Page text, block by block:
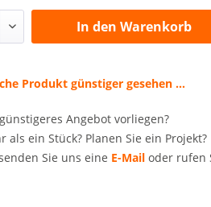
In den Warenkorb
Produkt günstiger gesehen ...
Angebot vorliegen?
als ein Stück? Planen Sie ein Projekt?
Sie uns eine E-Mail oder rufen